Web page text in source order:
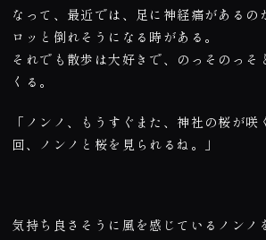
なって、最近では、足に神経痛があるの
ロッと倒れそうになる時がある。
それでも散歩は大好きで、のっそのっそ
くる。
「ノンノ、もうすぐまた、神社の桜が咲
回、ノンノと桜を見られるね。」
気持ち良さそうに風を感じているノンノ